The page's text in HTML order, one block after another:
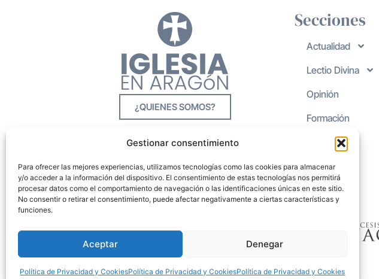
Gestionar consentimiento
Para ofrecer las mejores experiencias, utilizamos tecnologías como las cookies para almacenar
y/o acceder a la información del dispositivo. El consentimiento de estas tecnologías nos permitirá
procesar datos como el comportamiento de navegación o las identificaciones únicas en este sitio.
No consentir o retirar el consentimiento, puede afectar negativamente a ciertas características y
funciones.
Aceptar Denegar
Política de Privacidad y CookiesPolítica de Privacidad y CookiesPolítica de Privacidad y Cookies
¿QUIENES SOMOS?
Secciones
Actualidad
Lectio Divina
Opinión
Formación